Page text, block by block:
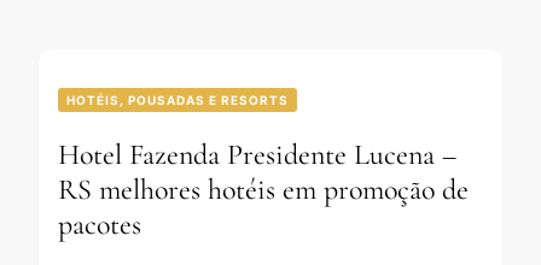
HOTÉIS, POUSADAS E RESORTS
Hotel Fazenda Presidente Lucena –
RS melhores hotéis em promoção de
pacotes